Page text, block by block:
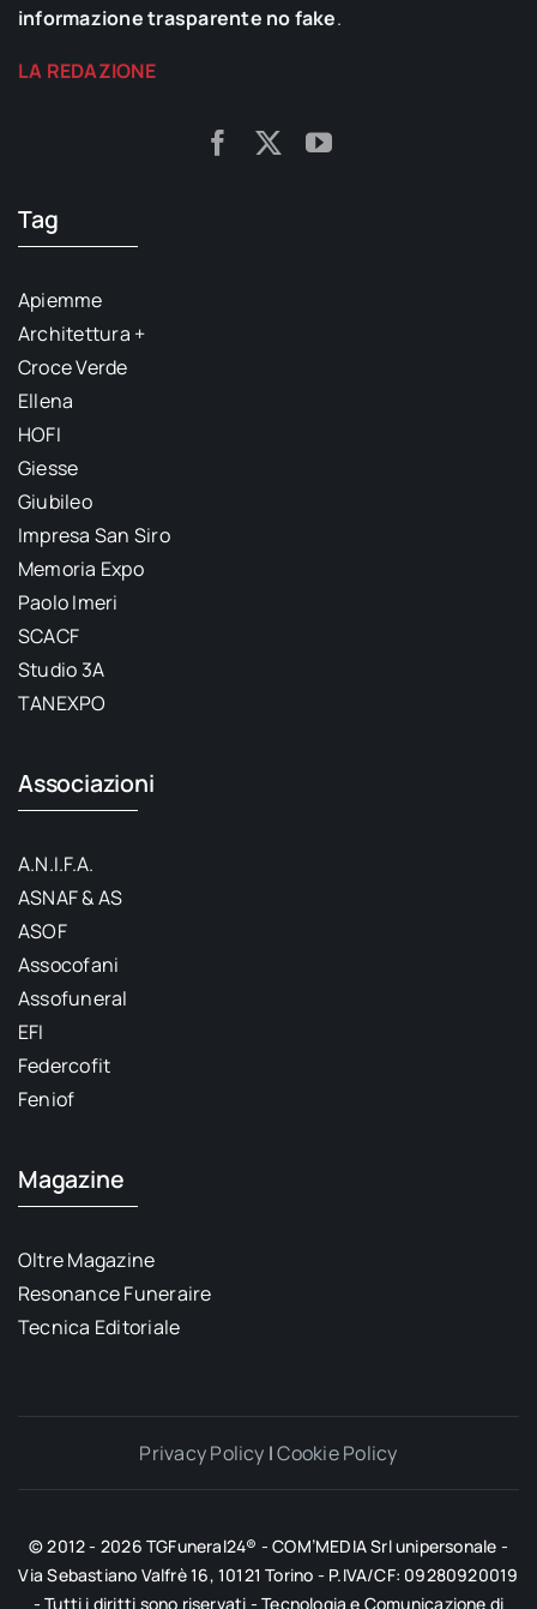
informazione trasparente no fake.
LA REDAZIONE
Tag
Apiemme
Architettura +
Croce Verde
Ellena
HOFI
Giesse
Giubileo
Impresa San Siro
Memoria Expo
Paolo Imeri
SCACF
Studio 3A
TANEXPO
Associazioni
A.N.I.F.A.
ASNAF & AS
ASOF
Assocofani
Assofuneral
EFI
Federcofit
Feniof
Magazine
Oltre Magazine
Resonance Funeraire
Tecnica Editoriale
Privacy Policy |Cookie Policy
© 2012 - 2026 TGFuneral24® - COM’MEDIA Srl unipersonale -
Via Sebastiano Valfrè 16, 10121 Torino - P.IVA/CF: 09280920019
- Tutti i diritti sono riservati - Tecnologia e Comunicazione di